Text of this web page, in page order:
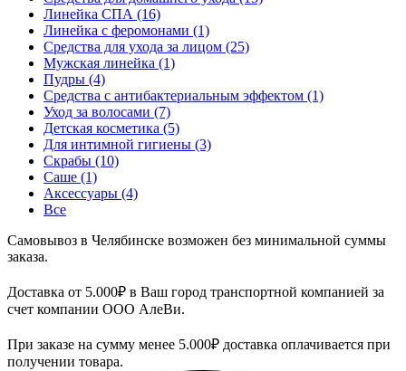
Линейка СПА (16)
Линейка с феромонами (1)
Средства для ухода за лицом (25)
Мужская линейка (1)
Пудры (4)
Средства с антибактериальным эффектом (1)
Уход за волосами (7)
Детская косметика (5)
Для интимной гигиены (3)
Скрабы (10)
Саше (1)
Аксессуары (4)
Все
Самовывоз в Челябинске возможен без минимальной суммы
заказа.
Доставка от 5.000₽ в Ваш город транспортной компанией за
счет компании ООО АлеВи.
При заказе на сумму менее 5.000₽ доставка оплачивается при
получении товара.